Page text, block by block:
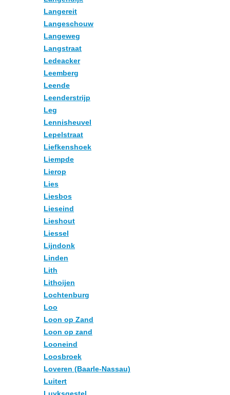
Langereit
Langeschouw
Langeweg
Langstraat
Ledeacker
Leemberg
Leende
Leenderstrijp
Leg
Lennisheuvel
Lepelstraat
Liefkenshoek
Liempde
Lierop
Lies
Liesbos
Lieseind
Lieshout
Liessel
Lijndonk
Linden
Lith
Lithoijen
Lochtenburg
Loo
Loon op Zand
Loon op zand
Looneind
Loosbroek
Loveren (Baarle-Nassau)
Luitert